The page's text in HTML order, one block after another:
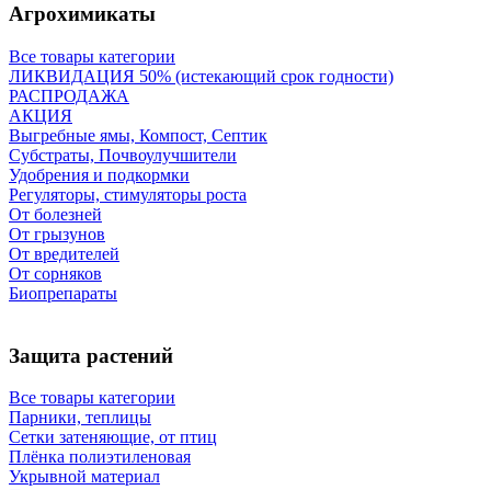
Агрохимикаты
Все товары категории
ЛИКВИДАЦИЯ 50% (истекающий срок годности)
РАСПРОДАЖА
АКЦИЯ
Выгребные ямы, Компост, Септик
Субстраты, Почвоулучшители
Удобрения и подкормки
Регуляторы, стимуляторы роста
От болезней
От грызунов
От вредителей
От сорняков
Биопрепараты
Защита растений
Все товары категории
Парники, теплицы
Сетки затеняющие, от птиц
Плёнка полиэтиленовая
Укрывной материал